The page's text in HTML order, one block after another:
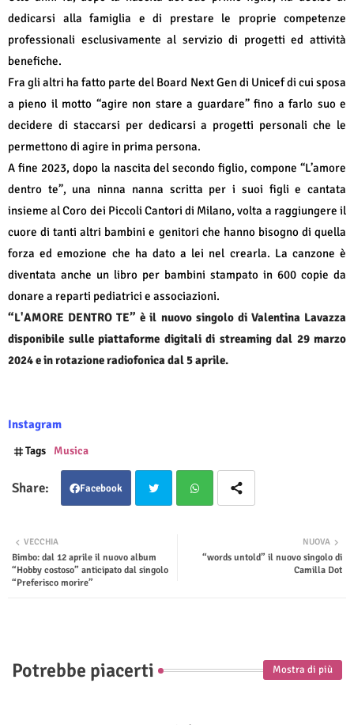
dedicarsi alla famiglia e di prestare le proprie competenze
professionali esclusivamente al servizio di progetti ed attività
benefiche.
Fra gli altri ha fatto parte del Board Next Gen di Unicef di cui sposa
a pieno il motto “agire non stare a guardare” fino a farlo suo e
decidere di staccarsi per dedicarsi a progetti personali che le
permettono di agire in prima persona.
A fine 2023, dopo la nascita del secondo figlio, compone “L’amore
dentro te”, una ninna nanna scritta per i suoi figli e cantata
insieme al Coro dei Piccoli Cantori di Milano, volta a raggiungere il
cuore di tanti altri bambini e genitori che hanno bisogno di quella
forza ed emozione che ha dato a lei nel crearla. La canzone è
diventata anche un libro per bambini stampato in 600 copie da
donare a reparti pediatrici e associazioni.
“L'AMORE DENTRO TE” è il nuovo singolo di Valentina Lavazza
disponibile sulle piattaforme digitali di streaming dal 29 marzo
2024 e in rotazione radiofonica dal 5 aprile.
Instagram
Tags Musica
Facebook
ter tsap
NUOVA
“words untold” il nuovo singolo di
Camilla Dot
VECCHIA
Bimbo: dal 12 aprile il nuovo album
“Hobby costoso” anticipato dal singolo
“Preferisco morire”
Potrebbe piacerti Mostra di più